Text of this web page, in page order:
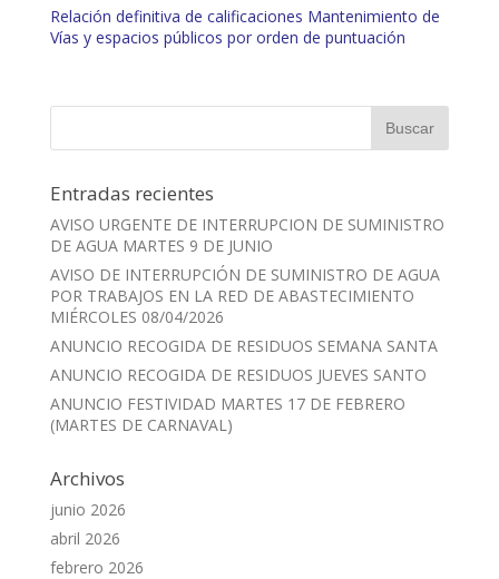
Relación definitiva de calificaciones Mantenimiento de
Vías y espacios públicos por orden de puntuación
Entradas recientes
AVISO URGENTE DE INTERRUPCION DE SUMINISTRO
DE AGUA MARTES 9 DE JUNIO
AVISO DE INTERRUPCIÓN DE SUMINISTRO DE AGUA
POR TRABAJOS EN LA RED DE ABASTECIMIENTO
MIÉRCOLES 08/04/2026
ANUNCIO RECOGIDA DE RESIDUOS SEMANA SANTA
ANUNCIO RECOGIDA DE RESIDUOS JUEVES SANTO
ANUNCIO FESTIVIDAD MARTES 17 DE FEBRERO
(MARTES DE CARNAVAL)
Archivos
junio 2026
abril 2026
febrero 2026